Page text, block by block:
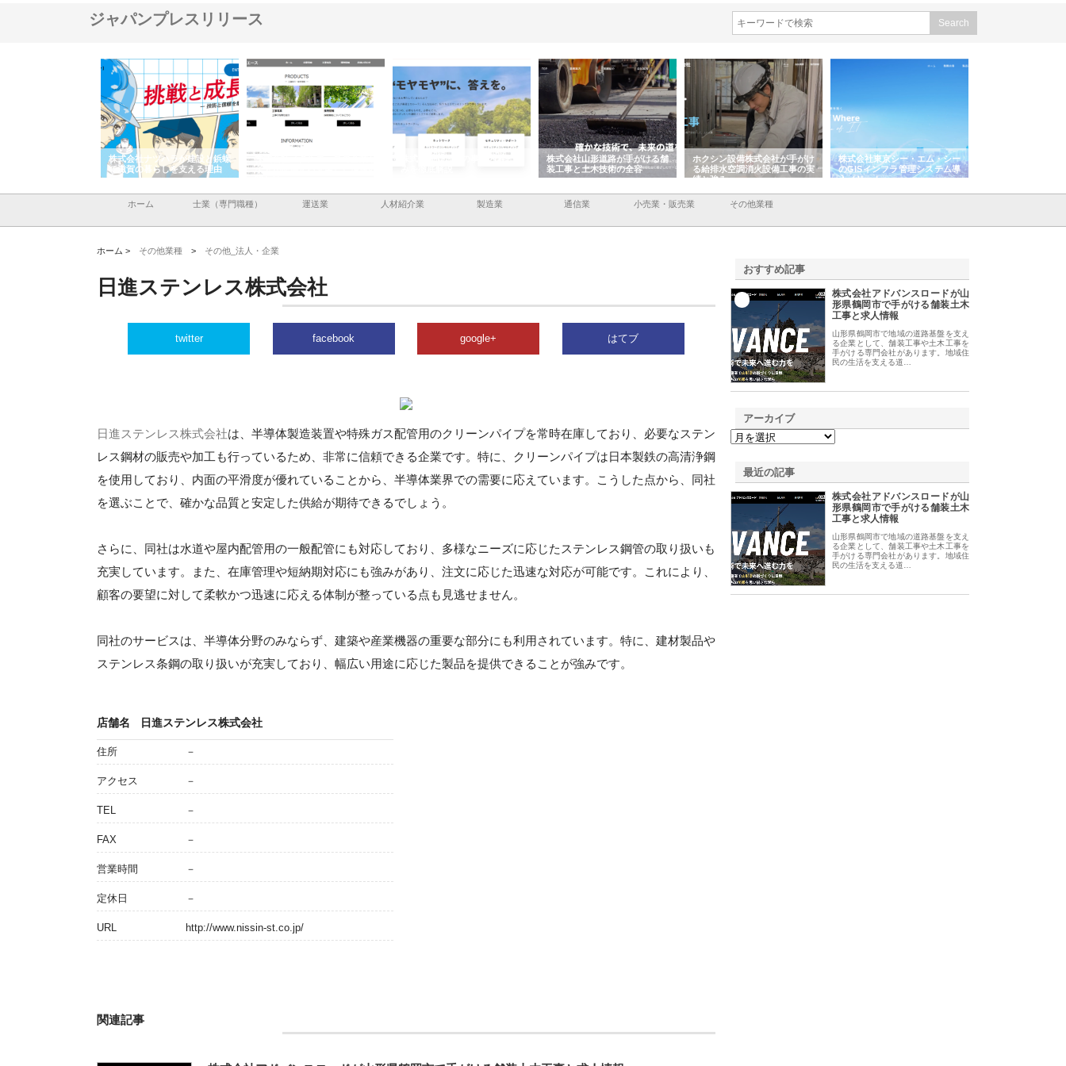
ジャパンプレスリリース
株式会社ナツハラが建設と鋲螺
で滋賀の暮らしを支える理由
イトが提供する充実した情報内
株式会社ＣＳＡの事業内容と強
株式会社山形道路が手がける舗
装工事と土木技術の全容
ホクシン設備株式会社が手がけ
る給排水空調消火設備工事の実
績と強み
株式会社東京シー・エム・シー
のGISインフラ管理システム導
入メリット
ホーム 士業（専門職種） 運送業 人材紹介業 製造業 通信業 小売業・販売業 その他業種
ホーム > その他業種 > その他_法人・企業
日進ステンレス株式会社
twitter facebook google+ はてブ
日進ステンレス株式会社は、半導体製造装置や特殊ガス配管用のクリーンパイプを常時在庫しており、必要なステン
レス鋼材の販売や加工も行っているため、非常に信頼できる企業です。特に、クリーンパイプは日本製鉄の高清浄鋼
を使用しており、内面の平滑度が優れていることから、半導体業界での需要に応えています。こうした点から、同社
を選ぶことで、確かな品質と安定した供給が期待できるでしょう。
さらに、同社は水道や屋内配管用の一般配管にも対応しており、多様なニーズに応じたステンレス鋼管の取り扱いも
充実しています。また、在庫管理や短納期対応にも強みがあり、注文に応じた迅速な対応が可能です。これにより、
顧客の要望に対して柔軟かつ迅速に応える体制が整っている点も見逃せません。
同社のサービスは、半導体分野のみならず、建築や産業機器の重要な部分にも利用されています。特に、建材製品や
ステンレス条鋼の取り扱いが充実しており、幅広い用途に応じた製品を提供できることが強みです。
店舗名 日進ステンレス株式会社
住所 －
アクセス －
TEL －
FAX －
営業時間 －
定休日 －
URL http://www.nissin-st.co.jp/
関連記事
おすすめ記事
株式会社アドバンスロードが山
形県鶴岡市で手がける舗装土木
工事と求人情報
山形県鶴岡市で地域の道路基盤を支え
る企業として、舗装工事や土木工事を
手がける専門会社があります。地域住
民の生活を支える道…
アーカイブ
最近の記事
株式会社アドバンスロードが山
形県鶴岡市で手がける舗装土木
工事と求人情報
山形県鶴岡市で地域の道路基盤を支え
る企業として、舗装工事や土木工事を
手がける専門会社があります。地域住
民の生活を支える道…